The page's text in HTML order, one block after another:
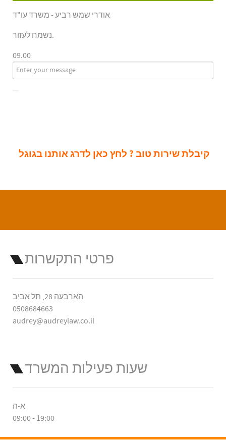
אודרי שמש רביע - משרד עו"ד
נשמח לעזור.
09.00
קיבלת שירות טוב ? לחץ כאן לדרג אותנו בגוגל
פרטי התקשרות
הארבעה 28, תל אביב
0508684663
audrey@audreylaw.co.il
שעות פעילות המשרד
א-ה
09:00 - 19:00